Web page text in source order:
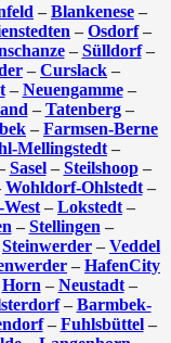
– Blankenese –
– Osdorf–
– Sülldorf–
– Curslack –
– Neuengamme–
– Tatenberg–
– Farmsen-Berne
Mellingstedt –
Sasel– Steilshoop–
Wohldorf-Ohlstedt–
– Lokstedt –
– Stellingen –
Steinwerder – Veddel
– HafenCity
Horn – Neustadt–
– Barmbek-
– Fuhlsbüttel–